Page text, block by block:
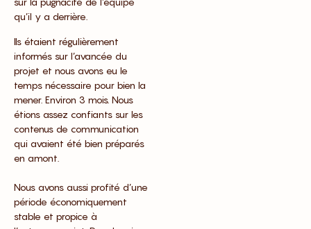
qu’il y a derrière.
Ils étaient régulièrement
informés sur l’avancée du
projet et nous avons eu le
temps nécessaire pour bien la
mener. Environ 3 mois. Nous
étions assez confiants sur les
contenus de communication
qui avaient été bien préparés
en amont.
Nous avons aussi profité d’une
période économiquement
stable et propice à